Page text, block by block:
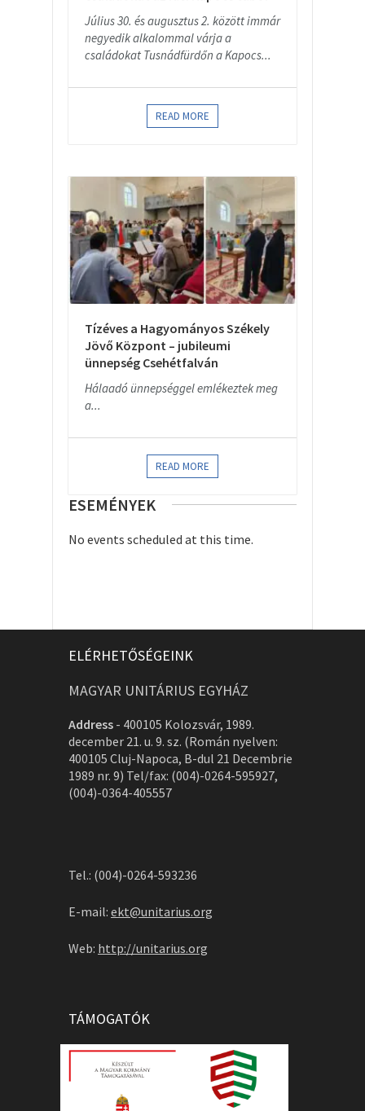
Július 30. és augusztus 2. között immár
negyedik alkalommal várja a
családokat Tusnádfürdőn a Kapocs...
READ MORE
Tízéves a Hagyományos Székely
Jövő Központ – jubileumi
ünnepség Csehétfalván
Hálaadó ünnepséggel emlékeztek meg
a...
READ MORE
ESEMÉNYEK
No events scheduled at this time.
ELÉRHETŐSÉGEINK
MAGYAR UNITÁRIUS EGYHÁZ
Address - 400105 Kolozsvár, 1989.
december 21. u. 9. sz. (Román nyelven:
400105 Cluj-Napoca, B-dul 21 Decembrie
1989 nr. 9) Tel/fax: (004)-0264-595927,
(004)-0364-405557
Tel.: (004)-0264-593236
E-mail: ekt@unitarius.org
Web: http://unitarius.org
TÁMOGATÓK